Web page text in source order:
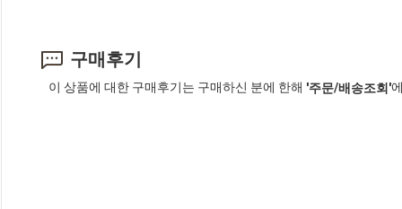
구매후기
이 상품에 대한 구매후기는 구매하신 분에 한해 '주문/배송조회'